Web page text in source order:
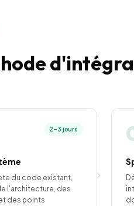
2–3 jours
du code existant,
l'architecture, des
des points